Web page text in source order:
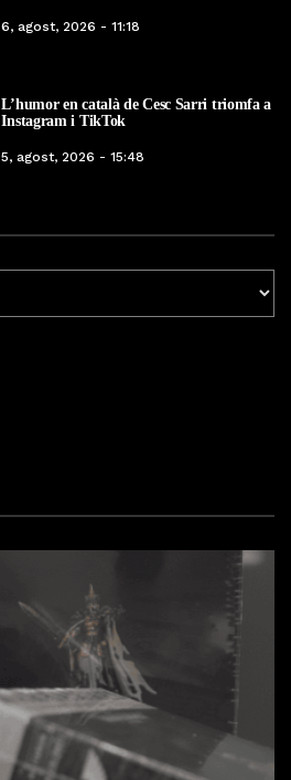
6, agost, 2026 - 11:18
L’humor en català de Cesc Sarri triomfa a
Instagram i TikTok
5, agost, 2026 - 15:48